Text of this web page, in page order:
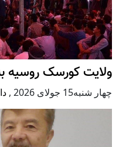
ولایت کورسک روسیه
چهار شنبه15 جولای 2026 ,